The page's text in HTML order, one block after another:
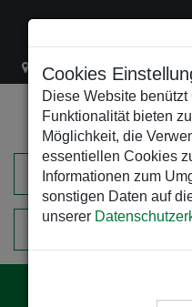
Cookies
Diese Website
Funktionalität bieten
Möglichkeit, die
essentiellen Cookies
Informationen zum
sonstigen Daten auf
unserer
Lacknergasse 78